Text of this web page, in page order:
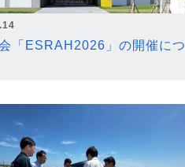
「ESRAH2026」の開催につ